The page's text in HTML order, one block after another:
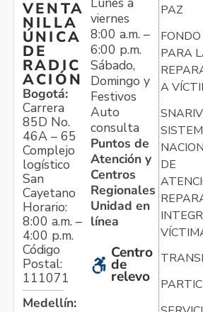
VENTA
NILLA
ÚNICA
DE
RADIC
ACIÓN
Bogotá:
Carrera
85D No.
46A – 65
Complejo
logístico
San
Cayetano
Horario:
8:00 a.m. –
4:00 p.m.
Código
Postal:
111071
Medellín:
viernes
8:00 a.m. –
6:00 p.m.
Sábado,
Domingo y
Festivos
Auto
consulta
Puntos de
Atención y
Centros
Regionales
Unidad en
línea
Centro
de
relevo
PAZ
FONDO
PARA
A
DE